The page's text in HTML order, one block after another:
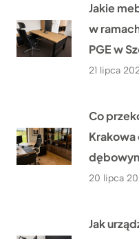
Jakie
w
PGE w
21 lipca
Co
Krakowa
20 lipca
Jak